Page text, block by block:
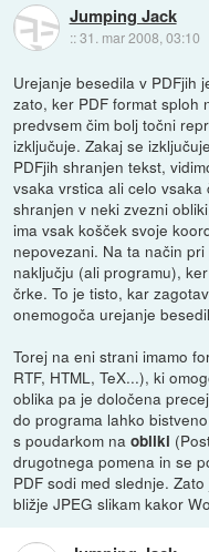
Jumping Jack
::31. mar 2008, 03:10
Urejanje besedila v PDFjih
zato, ker PDF format sploh
predvsem čim bolj točni
izključuje. Zakaj se
PDFjih shranjen tekst,
vsaka vrstica ali celo
shranjen v neki zvezni
ima vsak košček svoje
nepovezani. Na ta način
naključju (ali programu),
črke. To je tisto, kar
onemogoča urejanje
Torej na eni strani imamo
RTF, HTML, TeX...), ki
oblika pa je določena
do programa lahko
s poudarkom naobliki
drugotnega pomena in se
PDF sodi med slednje.
bližje JPEG slikam kakor